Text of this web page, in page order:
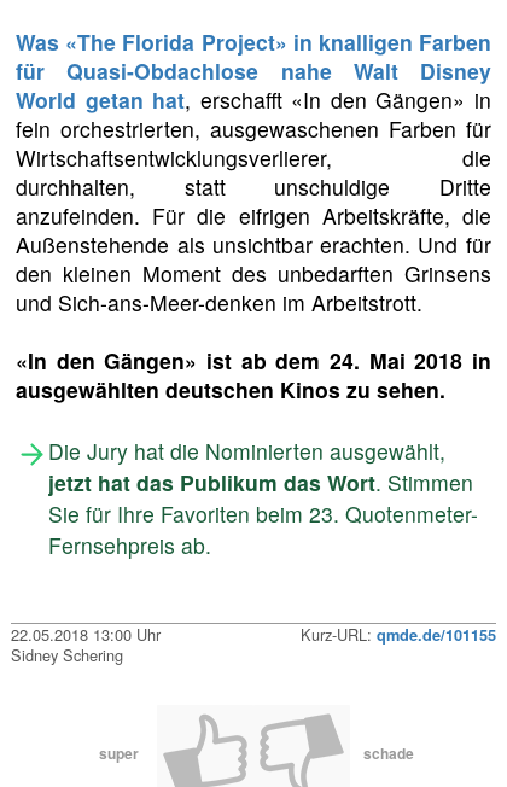
Was «The Florida Project» in knalligen Farben
für Quasi-Obdachlose nahe Walt Disney
World getan hat, erschafft «In den Gängen» in
fein orchestrierten, ausgewaschenen Farben für
Wirtschaftsentwicklungsverlierer, die
durchhalten, statt unschuldige Dritte
anzufeinden. Für die eifrigen Arbeitskräfte, die
Außenstehende als unsichtbar erachten. Und für
den kleinen Moment des unbedarften Grinsens
und Sich-ans-Meer-denken im Arbeitstrott.
«In den Gängen» ist ab dem 24. Mai 2018 in
ausgewählten deutschen Kinos zu sehen.
Die Jury hat die Nominierten ausgewählt,
jetzt hat das Publikum das Wort. Stimmen
Sie für Ihre Favoriten beim 23. Quotenmeter-
Fernsehpreis ab.
22.05.2018 13:00 Uhr Kurz-URL: qmde.de/101155
Sidney Schering
super schade